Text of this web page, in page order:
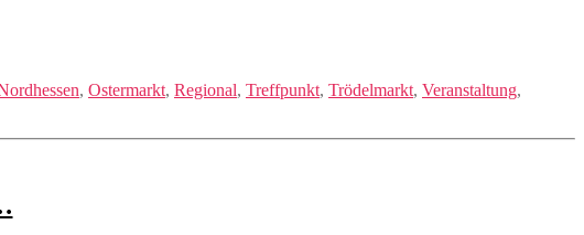
, Ostermarkt, Regional, Treffpunkt, Trödelmarkt, Veranstaltung,